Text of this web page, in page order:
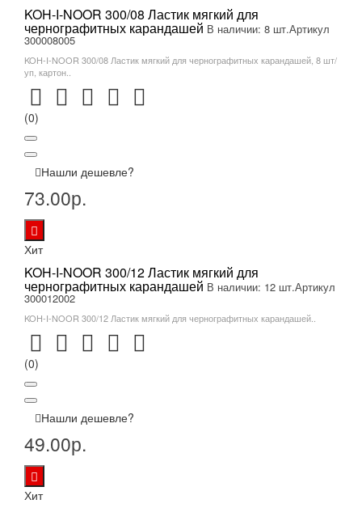
KOH-I-NOOR 300/08 Ластик мягкий для
чернографитных карандашей В наличии: 8 шт.Артикул
300008005
KOH-I-NOOR 300/08 Ластик мягкий для чернографитных карандашей, 8 шт/
уп, картон..
(0)
Нашли дешевле?
73.00р.
Хит
KOH-I-NOOR 300/12 Ластик мягкий для
чернографитных карандашей В наличии: 12 шт.Артикул
300012002
KOH-I-NOOR 300/12 Ластик мягкий для чернографитных карандашей..
(0)
Нашли дешевле?
49.00р.
Хит